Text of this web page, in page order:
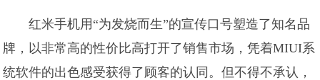
红米手机用“为发烧而生”的宣传口号塑造了知名品
牌，以非常高的性价比高打开了销售市场，凭着MIUI系
统软件的出色感受获得了顾客的认同。但不得不承认，